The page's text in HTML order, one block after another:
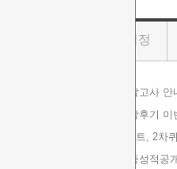
학사일정
기말고사 안
수강후기 이
2026년 2학기(1차)] 레포트, 2차
최종성적공